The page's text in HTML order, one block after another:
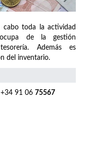
cabo toda la actividad
de la gestión
Además es
del inventario.
91 06 75567